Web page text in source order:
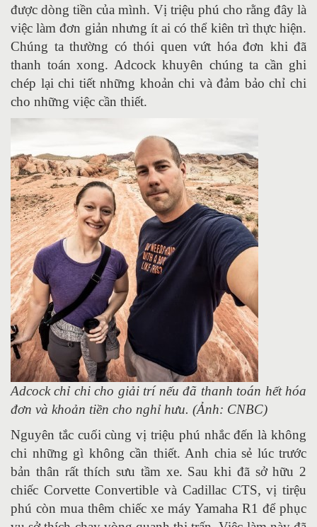
được dòng tiền của mình. Vị triệu phú cho rằng đây là
việc làm đơn giản nhưng ít ai có thể kiên trì thực hiện.
Chúng ta thường có thói quen vứt hóa đơn khi đã
thanh toán xong. Adcock khuyên chúng ta cần ghi
chép lại chi tiết những khoản chi và đảm bảo chỉ chi
cho những việc cần thiết.
Adcock chỉ chi cho giải trí nếu đã thanh toán hết hóa
đơn và khoản tiền cho nghỉ hưu. (Ảnh: CNBC)
Nguyên tắc cuối cùng vị triệu phú nhắc đến là không
chi những gì không cần thiết. Anh chia sẻ lúc trước
bản thân rất thích sưu tầm xe. Sau khi đã sở hữu 2
chiếc Corvette Convertible và Cadillac CTS, vị tirệu
phú còn mua thêm chiếc xe máy Yamaha R1 để phục